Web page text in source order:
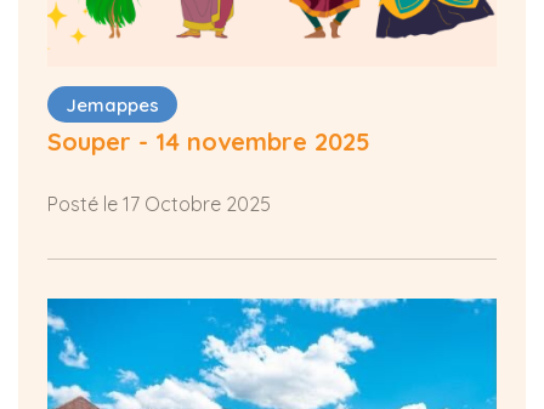
Jemappes
Souper - 14 novembre 2025
Posté le 17 Octobre 2025